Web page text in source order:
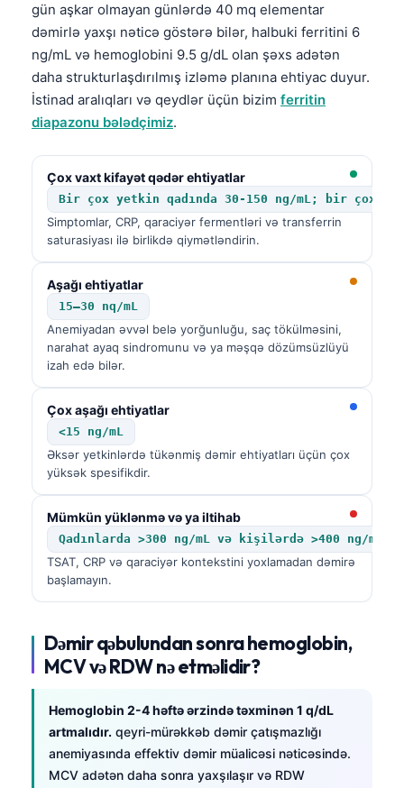
gün aşkar olmayan günlərdə 40 mq elementar
dəmirlə yaxşı nəticə göstərə bilər, halbuki ferritini 6
ng/mL və hemoglobini 9.5 g/dL olan şəxs adətən
daha strukturlaşdırılmış izləmə planına ehtiyac duyur.
İstinad aralıqları və qeydlər üçün bizim ferritin
diapazonu bələdçimiz.
Çox vaxt kifayət qədər ehtiyatlar
Bir çox yetkin qadında 30-150 ng/mL; bir çox
Simptomlar, CRP, qaraciyər fermentləri və transferrin
saturasiyası ilə birlikdə qiymətləndirin.
Aşağı ehtiyatlar
15–30 nq/mL
Anemiyadan əvvəl belə yorğunluğu, saç tökülməsini,
narahat ayaq sindromunu və ya məşqə dözümsüzlüyü
izah edə bilər.
Çox aşağı ehtiyatlar
<15 ng/mL
Əksər yetkinlərdə tükənmiş dəmir ehtiyatları üçün çox
yüksək spesifikdir.
Mümkün yüklənmə və ya iltihab
Qadınlarda >300 ng/mL və kişilərdə >400 ng/mL
TSAT, CRP və qaraciyər kontekstini yoxlamadan dəmirə
başlamayın.
Dəmir qəbulundan sonra hemoglobin,
MCV və RDW nə etməlidir?
Hemoglobin 2-4 həftə ərzində təxminən 1 q/dL
artmalıdır. qeyri-mürəkkəb dəmir çatışmazlığı
anemiyasında effektiv dəmir müalicəsi nəticəsində.
MCV adətən daha sonra yaxşılaşır və RDW